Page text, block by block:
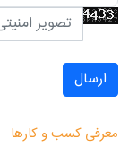
ارسال
معرفی کسب و کارها